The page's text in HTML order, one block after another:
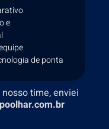
e
de ponta
time, enviei